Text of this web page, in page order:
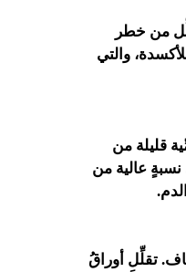
الدهنيَّة تُقلِّل من خطر
والتي
قليلة من
نسبةٍ عالية من
تقلِّل أوراقُ